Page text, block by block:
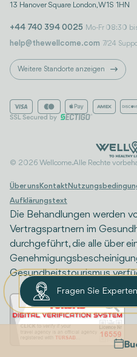
13 Hanover Square London, W1S 1HN
+44 740 394 0025 Mo-Fr 08:30
help@thewellcome.com 7/24
Weitere Standorte anzeigen
© 2026 Wellcome. Alle Rechte
Über uns Kontakt
Aufklärungstext
Die Behandlungen werden
Vertragspartnern im
durchgeführt, die alle über
Gesundheitstourismus
Fragen Sie